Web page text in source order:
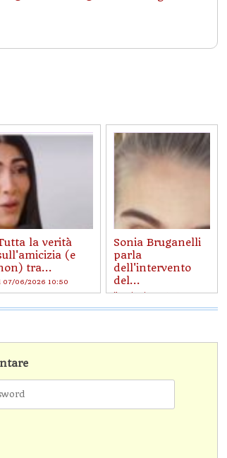
la verità
(e
tra...
07/06/2026 10:50
Sonia Bruganelli
parla
dell'intervento
del...
il 06/06/2026 13:16